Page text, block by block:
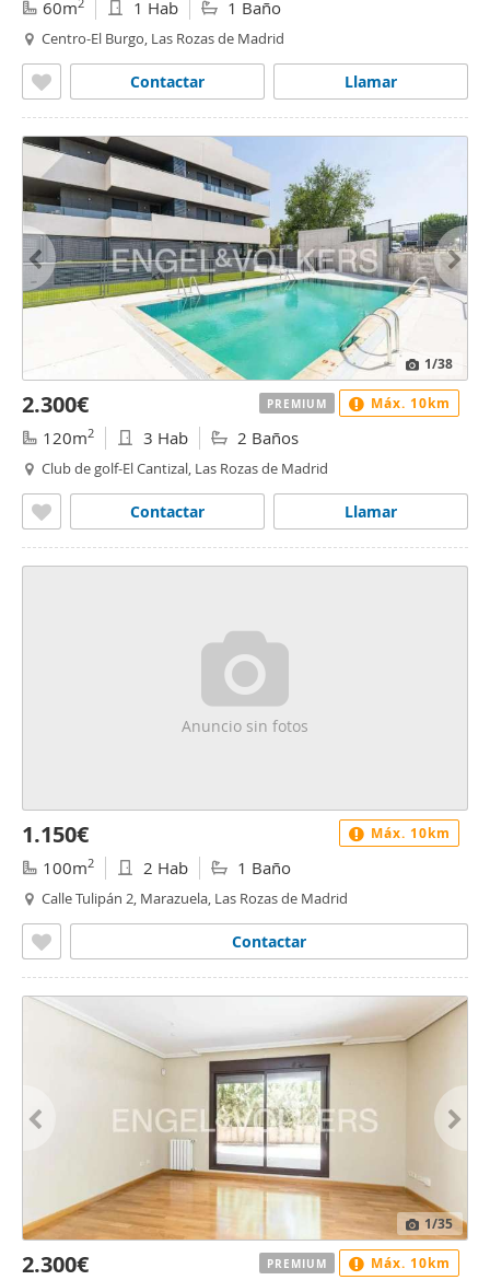
60m 1 Hab 1 Baño
Centro-El Burgo, Las Rozas de Madrid
Llamar
Contactar
1/38
2.300€
120m2 3 Hab 2 Baños
Club de golf-El Cantizal, Las Rozas de Madrid
Llamar
Contactar
PREMIUM Máx. 10km
Anuncio sin fotos
1.150€
100m2 2 Hab 1 Baño
Calle Tulipán 2, Marazuela, Las Rozas de Madrid
Contactar
Máx. 10km
1/35
2.300€ PREMIUM Máx. 10km